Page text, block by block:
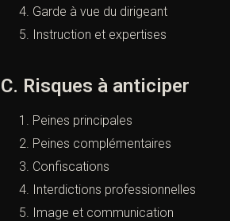
Garde à vue du dirigeant
Instruction et expertises
C. Risques à anticiper
Peines principales
Peines complémentaires
Confiscations
Interdictions professionnelles
Image et communication